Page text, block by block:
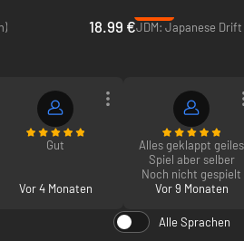
einen der atemberaubendsten Orte der
18.99 €JDM: Japanese Drift
Gut
Vor 4 Monaten
Alles geklappt geiles
Spiel aber selber
Noch nicht gespielt
Vor 9 Monaten
Alle Sprachen